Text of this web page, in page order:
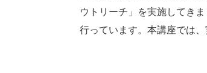
ウトリーチ」を実施してき
行っています。本講座では